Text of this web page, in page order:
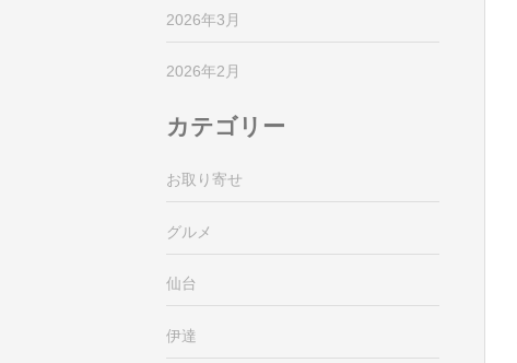
2026年3月
2026年2月
カテゴリー
お取り寄せ
グルメ
仙台
伊達